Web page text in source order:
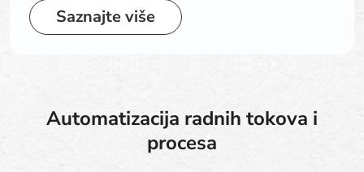
Saznajte više
Automatizacija radnih tokova i
procesa